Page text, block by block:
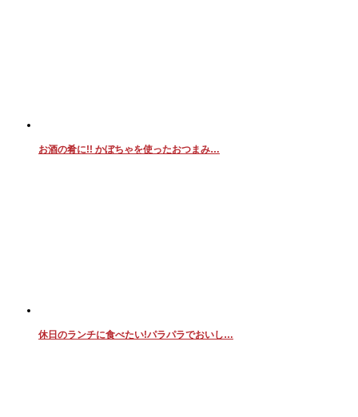
お酒の肴に!! かぼちゃを使ったおつまみ…
休日のランチに食べたい!パラパラでおいし…